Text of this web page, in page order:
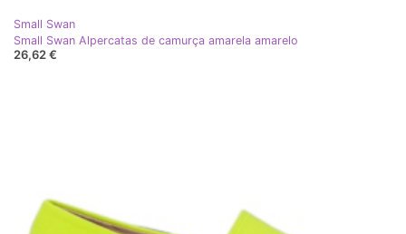
Small Swan
Small Swan Alpercatas de camurça amarela amarelo
26,62 €